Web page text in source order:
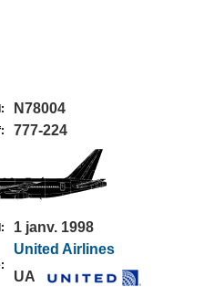
N78004
777-224
1 janv. 1998
United Airlines
UA